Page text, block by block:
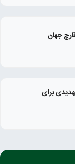
جهان
برای